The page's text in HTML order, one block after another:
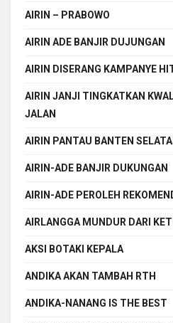
AIRIN – PRABOWO
AIRIN ADE BANJIR DUJUNGAN
AIRIN DISERANG KAMPANYE
AIRIN JANJI TINGKATKAN
JALAN
AIRIN PANTAU BANTEN
AIRIN-ADE BANJIR DUKUNGAN
AIRIN-ADE PEROLEH
AIRLANGGA MUNDUR DARI
AKSI BOTAKI KEPALA
ANDIKA AKAN TAMBAH RTH
ANDIKA-NANANG IS THE BEST